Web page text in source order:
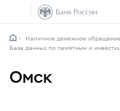
Наличное денежное
База данных по памятным и
Омск